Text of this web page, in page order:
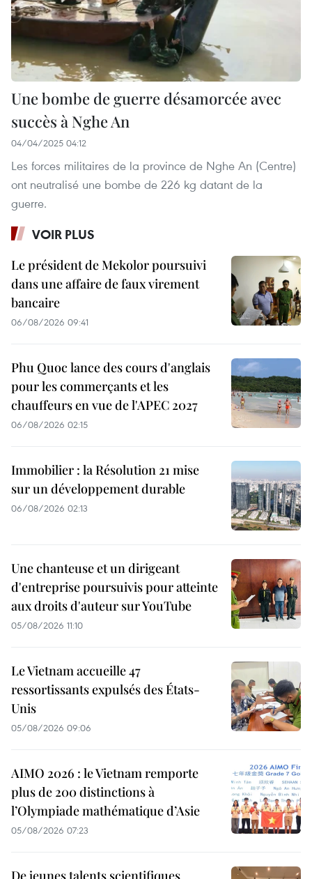
Une bombe de guerre désamorcée avec
succès à Nghe An
04/04/2025 04:12
Les forces militaires de la province de Nghe An (Centre)
ont neutralisé une bombe de 226 kg datant de la
guerre.
VOIR PLUS
Le président de Mekolor poursuivi
dans une affaire de faux virement
bancaire
06/08/2026 09:41
Phu Quoc lance des cours d'anglais
pour les commerçants et les
chauffeurs en vue de l'APEC 2027
06/08/2026 02:15
Immobilier : la Résolution 21 mise
sur un développement durable
06/08/2026 02:13
Une chanteuse et un dirigeant
d'entreprise poursuivis pour atteinte
aux droits d'auteur sur YouTube
05/08/2026 11:10
Le Vietnam accueille 47
ressortissants expulsés des États-
Unis
05/08/2026 09:06
AIMO 2026 : le Vietnam remporte
plus de 200 distinctions à
l’Olympiade mathématique d’Asie
05/08/2026 07:23